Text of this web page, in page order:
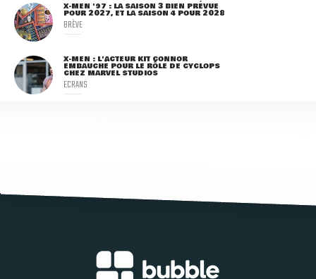
X-MEN '97 : LA SAISON 3 BIEN PRÉVUE
POUR 2027, ET LA SAISON 4 POUR 2028
BRÈVE
X-MEN : L'ACTEUR KIT CONNOR
EMBAUCHÉ POUR LE RÔLE DE CYCLOPS
CHEZ MARVEL STUDIOS
ECRANS